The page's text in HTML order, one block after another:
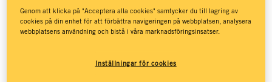
Genom att klicka på "Acceptera alla cookies" samtycker du till lagring av
cookies på din enhet för att förbättra navigeringen på webbplatsen, analysera
webbplatsens användning och bistå i våra marknadsföringsinsatser.
Inställningar för cookies